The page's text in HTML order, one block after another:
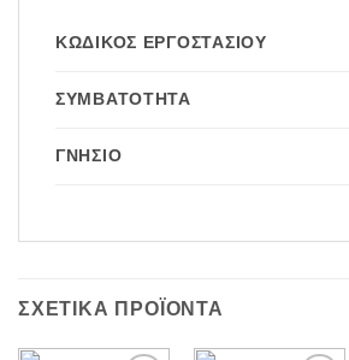
ΚΩΔΙΚΌΣ ΕΡΓΟΣΤΑΣΊΟΥ
ΣΥΜΒΑΤΌΤΗΤΑ
ΓΝΉΣΙΟ
ΣΧΕΤΙΚΆ ΠΡΟΪΌΝΤΑ